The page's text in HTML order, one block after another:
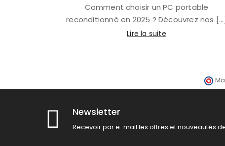
Comment choisir un PC portable
reconditionné en 2025 ? Découvrez nos [...]
Lire la suite
Newsletter
Recevoir par e-mail les offres et nouveautés